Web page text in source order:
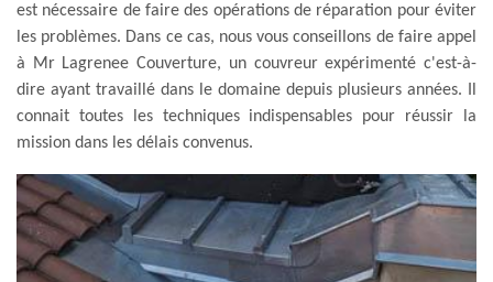
est nécessaire de faire des opérations de réparation pour éviter
les problèmes. Dans ce cas, nous vous conseillons de faire appel
à Mr Lagrenee Couverture, un couvreur expérimenté c'est-à-
dire ayant travaillé dans le domaine depuis plusieurs années. Il
connait toutes les techniques indispensables pour réussir la
mission dans les délais convenus.